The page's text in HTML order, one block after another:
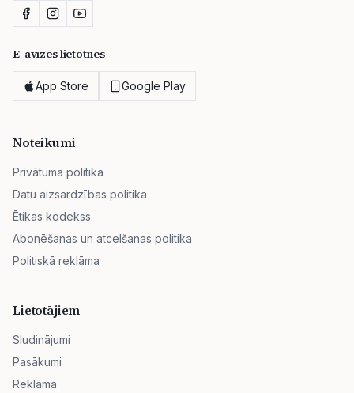
E-avīzes lietotnes
App Store Google Play
Noteikumi
Privātuma politika
Datu aizsardzības politika
Ētikas kodekss
Abonēšanas un atcelšanas politika
Politiskā reklāma
Lietotājiem
Sludinājumi
Pasākumi
Reklāma